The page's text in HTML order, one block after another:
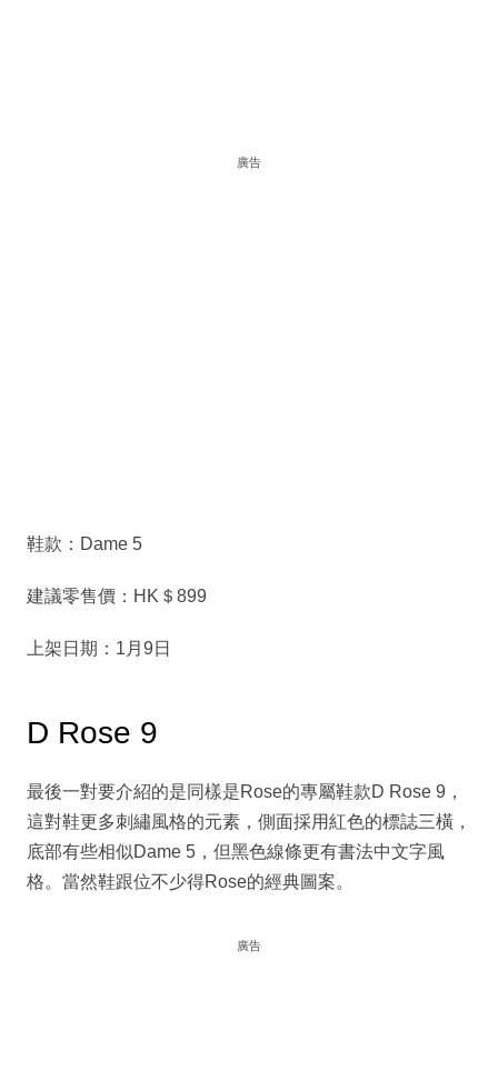
廣告
鞋款：Dame 5
建議零售價：HK＄899
上架日期：1月9日
D Rose 9
最後一對要介紹的是同樣是Rose的專屬鞋款D Rose 9，
這對鞋更多刺繡風格的元素，側面採用紅色的標誌三橫，
底部有些相似Dame 5，但黑色線條更有書法中文字風
格。當然鞋跟位不少得Rose的經典圖案。
廣告